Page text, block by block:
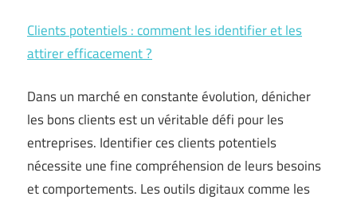
Clients potentiels : comment les identifier et les
attirer efficacement ?
Dans un marché en constante évolution, dénicher
les bons clients est un véritable défi pour les
entreprises. Identifier ces clients potentiels
nécessite une fine compréhension de leurs besoins
et comportements. Les outils digitaux comme les